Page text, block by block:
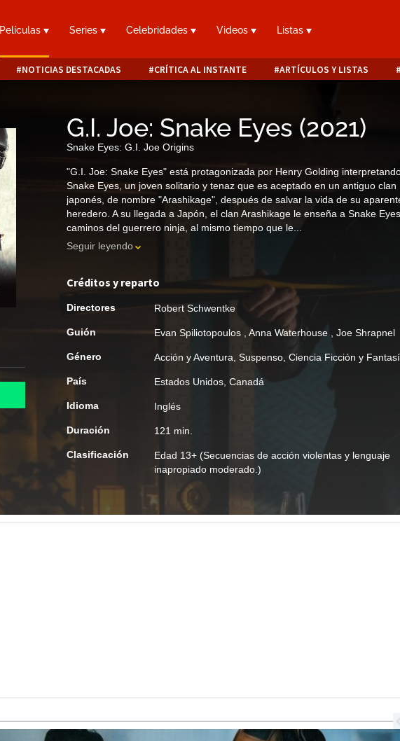
Películas Series Celebridades Videos Listas
NOTICIAS DESTACADAS CRÍTICA AL INSTANTE ARTÍCULOS Y LISTAS
G.I. Joe: Snake Eyes (2021)
Snake Eyes: G.I. Joe Origins
"G.I. Joe: Snake Eyes" está protagonizada por Henry Golding
Snake Eyes, un joven solitario y tenaz que es aceptado en un antiguo clan
japonés, de nombre "Arashikage", después de salvar la vida de su
heredero. A su llegada a Japón, el clan Arashikage le enseña a Snake
caminos del guerrero ninja, al mismo tiempo que le...
Seguir leyendo
Créditos y reparto
Directores Robert Schwentke
Guión Evan Spiliotopoulos Anna Waterhouse Joe Shrapnel
Género Acción y Aventura Suspenso Ciencia Ficción y
País Estados Unidos, Canadá
Idioma Inglés
Duración 121 min.
Clasificación Edad 13+ (Secuencias de acción violentas y lenguaje
inapropiado moderado.)